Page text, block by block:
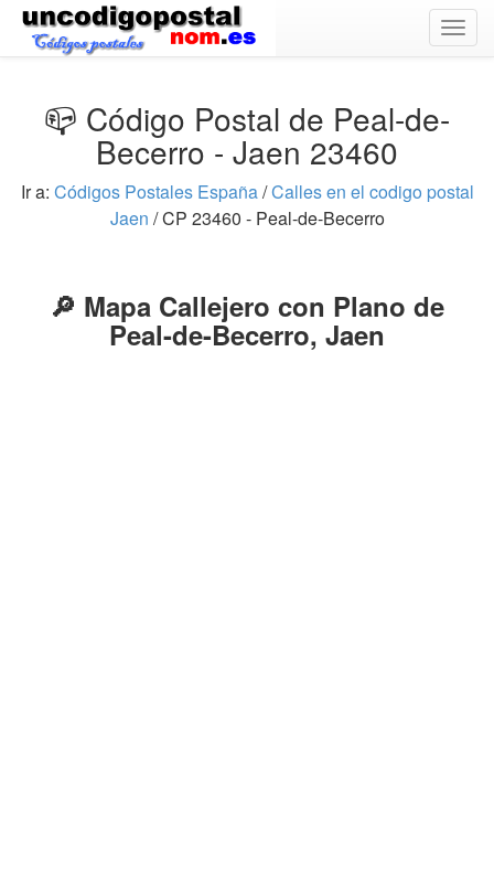
📪 Código Postal de Peal-de-
Becerro - Jaen 23460
Ir a: Códigos Postales España/Calles en el codigo postal
Jaen / CP 23460 - Peal-de-Becerro
🔎 Mapa Callejero con Plano de
Peal-de-Becerro, Jaen